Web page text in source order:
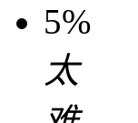
5%
太